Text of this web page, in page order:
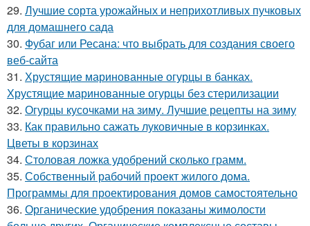
29. Лучшие сорта урожайных и неприхотливых пучковых
для домашнего сада
30. Фубаг или Ресана: что выбрать для создания своего
веб-сайта
31. Хрустящие маринованные огурцы в банках.
Хрустящие маринованные огурцы без стерилизации
32. Огурцы кусочками на зиму. Лучшие рецепты на зиму
33. Как правильно сажать луковичные в корзинках.
Цветы в корзинах
34. Столовая ложка удобрений сколько грамм.
35. Собственный рабочий проект жилого дома.
Программы для проектирования домов самостоятельно
36. Органические удобрения показаны жимолости